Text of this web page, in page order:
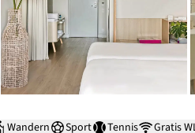
Wandern Sport Tennis Gratis